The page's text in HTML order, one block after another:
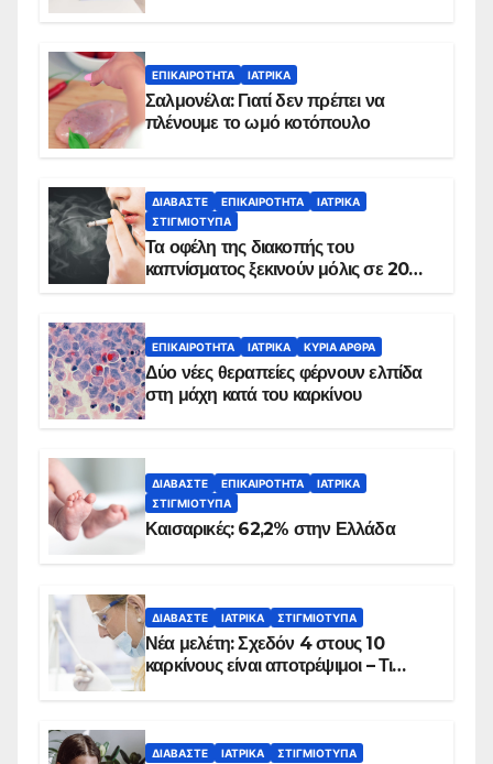
ΕΠΙΚΑΙΡΌΤΗΤΑ ΙΑΤΡΙΚΆ
Σαλμονέλα: Γιατί δεν πρέπει να
πλένουμε το ωμό κοτόπουλο
ΔΙΑΒΆΣΤΕ ΕΠΙΚΑΙΡΌΤΗΤΑ
ΙΑΤΡΙΚΆ
ΣΤΙΓΜΙΌΤΥΠΑ
Τα οφέλη της διακοπής του
καπνίσματος ξεκινούν μόλις σε 20
ΕΠΙΚΑΙΡΌΤΗΤΑ ΙΑΤΡΙΚΆ ΚΥΡΙΑ ΑΡΘΡΑ
Δύο νέες θεραπείες φέρνουν ελπίδα
στη μάχη κατά του καρκίνου
ΔΙΑΒΆΣΤΕ ΕΠΙΚΑΙΡΌΤΗΤΑ
ΙΑΤΡΙΚΆ
ΣΤΙΓΜΙΌΤΥΠΑ
Καισαρικές: 62,2% στην Ελλάδα
ΔΙΑΒΆΣΤΕ ΙΑΤΡΙΚΆ ΣΤΙΓΜΙΌΤΥΠΑ
Νέα μελέτη: Σχεδόν 4 στους 10
καρκίνους είναι αποτρέψιμοι – Τι
ΔΙΑΒΆΣΤΕ ΙΑΤΡΙΚΆ ΣΤΙΓΜΙΌΤΥΠΑ